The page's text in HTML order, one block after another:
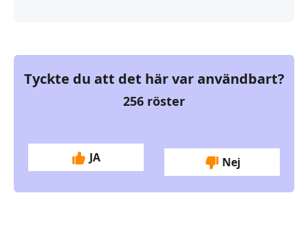
Tyckte du att det här var användbart?
256 röster
JA Nej